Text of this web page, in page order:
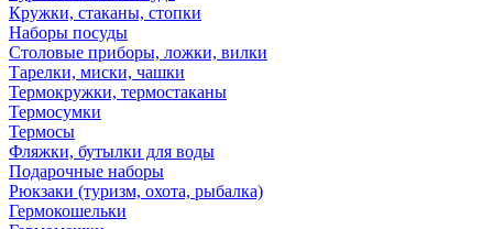
Кружки, стаканы, стопки
Наборы посуды
Столовые приборы, ложки, вилки
Тарелки, миски, чашки
Термокружки, термостаканы
Термосумки
Термосы
Фляжки, бутылки для воды
Подарочные наборы
Рюкзаки (туризм, охота, рыбалка)
Гермокошельки